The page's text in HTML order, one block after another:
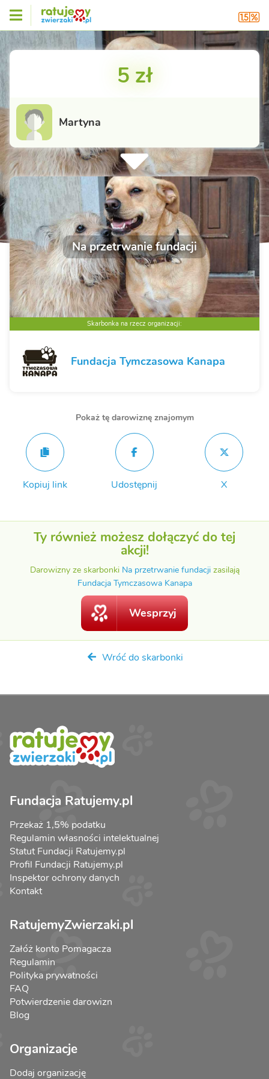
5 zł
Martyna
Na przetrwanie fundacji
Skarbonka na rzecz organizacji:
Fundacja Tymczasowa Kanapa
Pokaż tę darowiznę znajomym
Kopiuj link Udostępnij X
Ty również możesz dołączyć do tej
akcji!
Darowizny ze skarbonki Na przetrwanie fundacjizasilają
Fundacja Tymczasowa Kanapa
Wesprzyj
Wróć do skarbonki
Fundacja Ratujemy.pl
Przekaż 1,5% podatku
Regulamin własności intelektualnej
Statut Fundacji Ratujemy.pl
Profil Fundacji Ratujemy.pl
Inspektor ochrony danych
Kontakt
RatujemyZwierzaki.pl
Załóż konto Pomagacza
Regulamin
Polityka prywatności
FAQ
Potwierdzenie darowizn
Blog
Organizacje
Dodaj organizację